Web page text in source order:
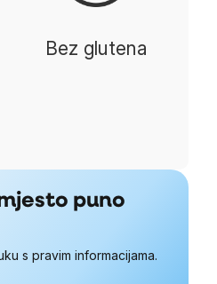
Bez glutena
puno
s pravim informacijama.